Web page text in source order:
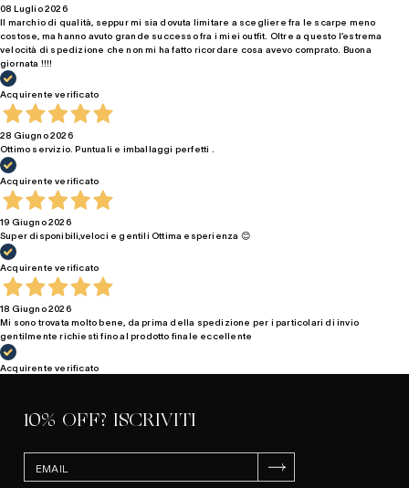
08 Luglio 2026
Il marchio di qualità, seppur mi sia dovuta limitare a scegliere fra le scarpe meno
costose, ma hanno avuto grande successo fra i miei outfit. Oltre a questo l’estrema
velocità di spedizione che non mi ha fatto ricordare cosa avevo comprato. Buona
giornata !!!!
Acquirente verificato
28 Giugno 2026
Ottimo servizio. Puntuali e imballaggi perfetti .
Acquirente verificato
19 Giugno 2026
Super disponibili,veloci e gentili Ottima esperienza 😊
Acquirente verificato
18 Giugno 2026
Mi sono trovata molto bene, da prima della spedizione per i particolari di invio
gentilmente richiesti fino al prodotto finale eccellente
Acquirente verificato
10% OFF? ISCRIVITI